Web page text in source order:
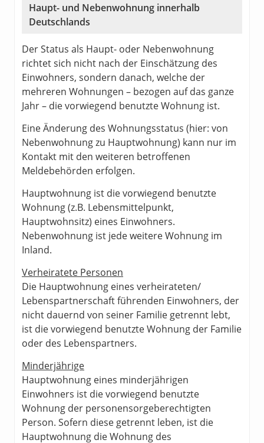
Haupt- und Nebenwohnung innerhalb
Deutschlands
Der Status als Haupt- oder Nebenwohnung
richtet sich nicht nach der Einschätzung des
Einwohners, sondern danach, welche der
mehreren Wohnungen – bezogen auf das ganze
Jahr – die vorwiegend benutzte Wohnung ist.
Eine Änderung des Wohnungsstatus (hier: von
Nebenwohnung zu Hauptwohnung) kann nur im
Kontakt mit den weiteren betroffenen
Meldebehörden erfolgen.
Hauptwohnung ist die vorwiegend benutzte
Wohnung (z.B. Lebensmittelpunkt,
Hauptwohnsitz) eines Einwohners.
Nebenwohnung ist jede weitere Wohnung im
Inland.
Verheiratete Personen
Die Hauptwohnung eines verheirateten/
Lebenspartnerschaft führenden Einwohners, der
nicht dauernd von seiner Familie getrennt lebt,
ist die vorwiegend benutzte Wohnung der Familie
oder des Lebenspartners.
Minderjährige
Hauptwohnung eines minderjährigen
Einwohners ist die vorwiegend benutzte
Wohnung der personensorgeberechtigten
Person. Sofern diese getrennt leben, ist die
Hauptwohnung die Wohnung des